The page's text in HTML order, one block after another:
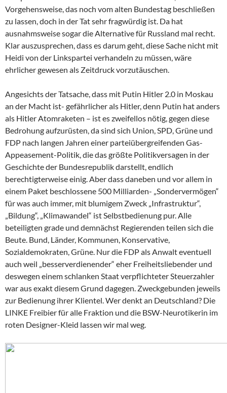
Vorgehensweise, das noch vom alten Bundestag beschließen
zu lassen, doch in der Tat sehr fragwürdig ist. Da hat
ausnahmsweise sogar die Alternative für Russland mal recht.
Klar auszusprechen, dass es darum geht, diese Sache nicht mit
Heidi von der Linkspartei verhandeln zu müssen, wäre
ehrlicher gewesen als Zeitdruck vorzutäuschen.
Angesichts der Tatsache, dass mit Putin Hitler 2.0 in Moskau
an der Macht ist- gefährlicher als Hitler, denn Putin hat anders
als Hitler Atomraketen – ist es zweifellos nötig, gegen diese
Bedrohung aufzurüsten, da sind sich Union, SPD, Grüne und
FDP nach langen Jahren einer parteiübergreifenden Gas-
Appeasement-Politik, die das größte Politikversagen in der
Geschichte der Bundesrepublik darstellt, endlich
berechtigterweise einig. Aber dass daneben und vor allem in
einem Paket beschlossene 500 Milliarden- „Sondervermögen“
für was auch immer, mit blumigem Zweck „Infrastruktur“,
„Bildung“, „Klimawandel“ ist Selbstbedienung pur. Alle
beteiligten grade und demnächst Regierenden teilen sich die
Beute. Bund, Länder, Kommunen, Konservative,
Sozialdemokraten, Grüne. Nur die FDP als Anwalt eventuell
auch weil „besserverdienender“ eher Freiheitsliebender und
deswegen einem schlanken Staat verpflichteter Steuerzahler
war aus exakt diesem Grund dagegen. Zweckgebunden jeweils
zur Bedienung ihrer Klientel. Wer denkt an Deutschland? Die
LINKE Freibier für alle Fraktion und die BSW-Neurotikerin im
roten Designer-Kleid lassen wir mal weg.